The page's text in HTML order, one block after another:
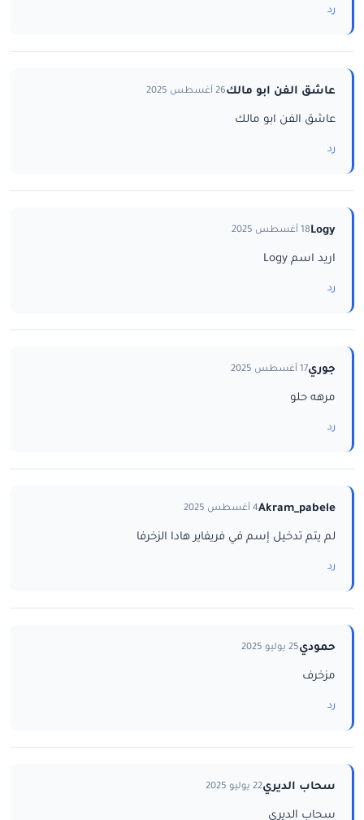
رد
عاشق الفن ابو مالك26 أغسطس 2025
عاشق الفن ابو مالك
رد
Logy18 أغسطس 2025
اريد اسم Logy
رد
جوري17 أغسطس 2025
مرهه حلو
رد
Akram_pabele4 أغسطس 2025
لم يتم تدخيل إسم في فريفاير هادا الزخرفا
رد
حمودي25 يوليو 2025
مزخرف
رد
سحاب الديري22 يوليو 2025
سحاب الديري